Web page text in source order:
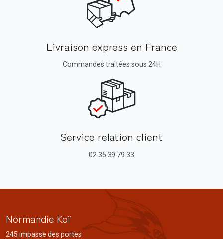
Livraison express en France
Commandes traitées sous 24H
Service relation client
02 35 39 79 33
Normandie Koï
245 impasse des portes